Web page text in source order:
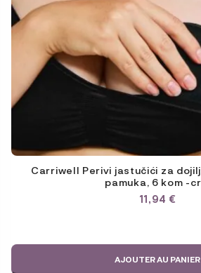
Carriwell Perivi jastučići za
pamuka, 6 kom -
11,94 €
AJOUTER AU PANIER